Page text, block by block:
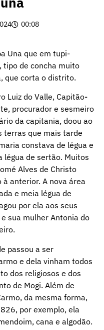
00:08
Una que em tupi-
tipo de concha muito
que corta o distrito.
Luiz do Valle, Capitão-
procurador e sesmeiro
da capitania, doou ao
terras que mais tarde
constava de légua e
légua de sertão. Muitos
Alves de Christo
anterior. A nova área
e meia légua de
por ela aos seus
sua mulher Antonia do
passou a ser
e dela vinham todos
dos religiosos e dos
de Mogi. Além de
da mesma forma,
por exemplo, ela
cana e algodão.